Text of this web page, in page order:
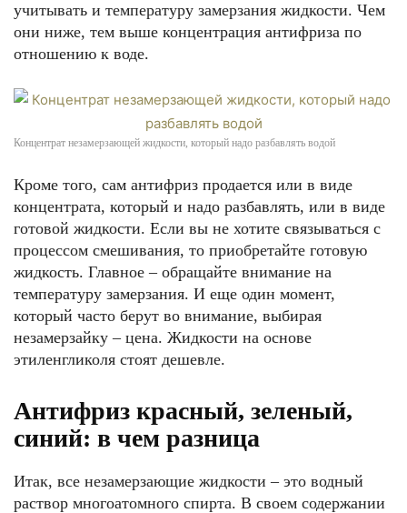
учитывать и температуру замерзания жидкости. Чем
они ниже, тем выше концентрация антифриза по
отношению к воде.
Концентрат незамерзающей жидкости, который надо разбавлять водой
Кроме того, сам антифриз продается или в виде
концентрата, который и надо разбавлять, или в виде
готовой жидкости. Если вы не хотите связываться с
процессом смешивания, то приобретайте готовую
жидкость. Главное – обращайте внимание на
температуру замерзания. И еще один момент,
который часто берут во внимание, выбирая
незамерзайку – цена. Жидкости на основе
этиленгликоля стоят дешевле.
Антифриз красный, зеленый,
синий: в чем разница
Итак, все незамерзающие жидкости – это водный
раствор многоатомного спирта. В своем содержании